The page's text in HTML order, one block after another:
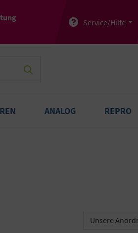
Service/Hilfe
ANALOG REPRO